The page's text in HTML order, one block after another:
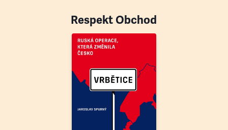
Respekt Obchod